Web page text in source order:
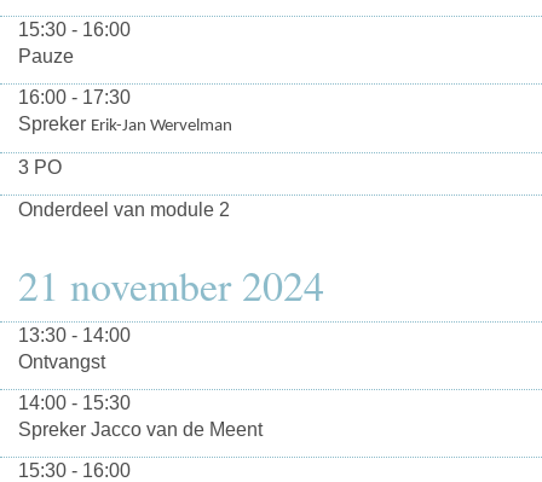
15:30 - 16:00
Pauze
16:00 - 17:30
Spreker Erik-Jan Wervelman
3 PO
Onderdeel van module 2
21 november 2024
13:30 - 14:00
Ontvangst
14:00 - 15:30
Spreker Jacco van de Meent
15:30 - 16:00